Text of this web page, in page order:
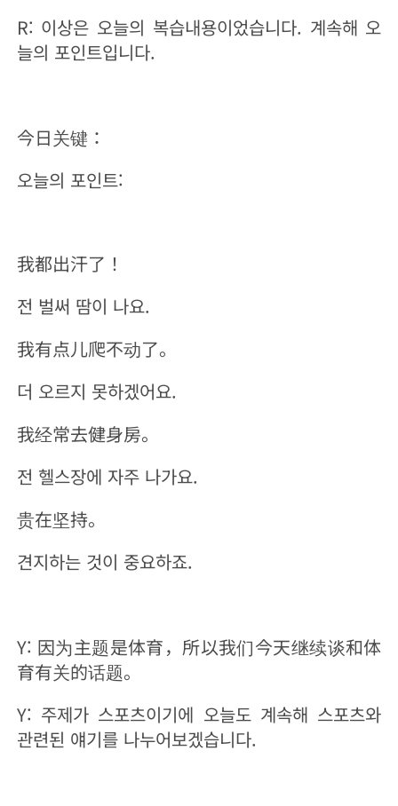
R: 이상은 오늘의 복습내용이었습니다. 계속해 오
늘의 포인트입니다.
今日关键：
오늘의 포인트:
我都出汗了！
전 벌써 땀이 나요.
我有点儿爬不动了。
더 오르지 못하겠어요.
我经常去健身房。
전 헬스장에 자주 나가요.
贵在坚持。
견지하는 것이 중요하죠.
Y: 因为主题是体育，所以我们今天继续谈和体
育有关的话题。
Y: 주제가 스포츠이기에 오늘도 계속해 스포츠와
관련된 얘기를 나누어보겠습니다.